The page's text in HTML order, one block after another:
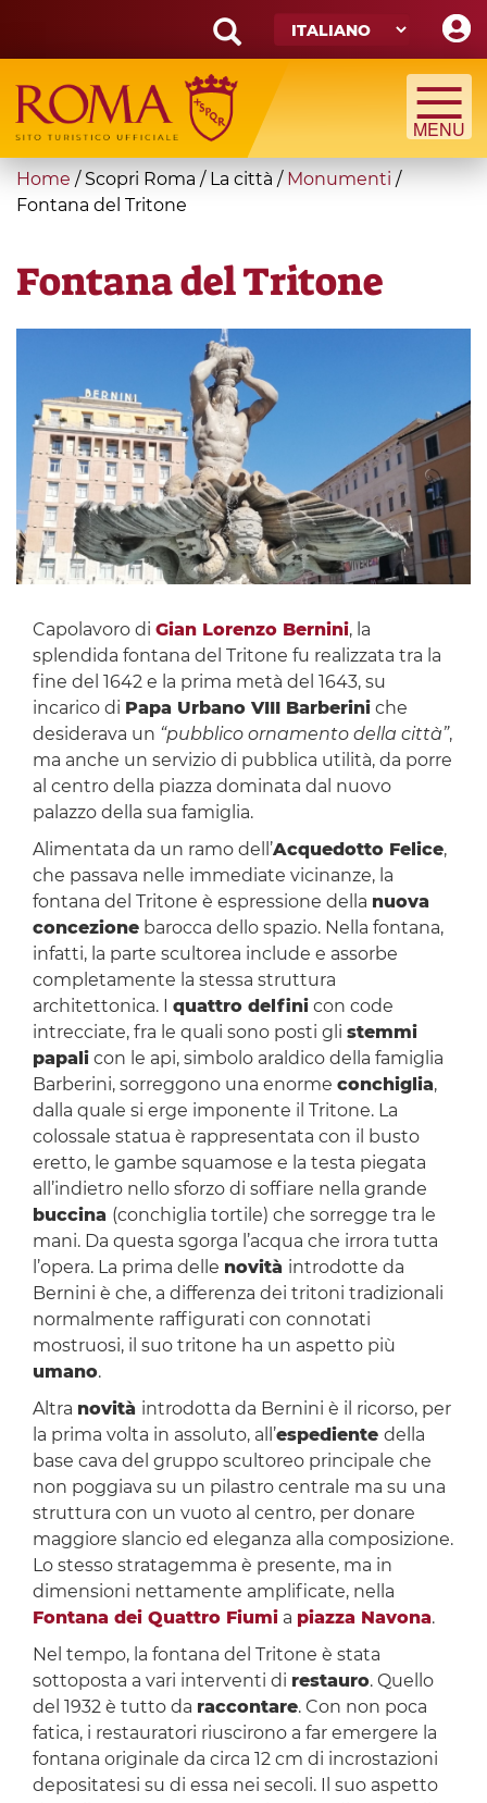
main
content
Search
form
Cerca
You
are
Home / Scopri Roma / La città / Monumenti /
Fontana del Tritone
Fontana del Tritone
Capolavoro di Gian Lorenzo Bernini, la
splendida fontana del Tritone fu realizzata tra la
fine del 1642 e la prima metà del 1643, su
incarico di Papa Urbano VIII Barberiniche
desiderava un “pubblico ornamento della città”,
ma anche un servizio di pubblica utilità, da porre
al centro della piazza dominata dal nuovo
palazzo della sua famiglia.
Alimentata da un ramo dell’Acquedotto Felice,
che passava nelle immediate vicinanze, la
fontana del Tritone è espressione della nuova
concezionebarocca dello spazio. Nella fontana,
infatti, la parte scultorea include e assorbe
completamente la stessa struttura
architettonica. I quattro delfinicon code
intrecciate, fra le quali sono posti gli stemmi
papalicon le api, simbolo araldico della famiglia
Barberini, sorreggono una enorme conchiglia,
dalla quale si erge imponente il Tritone. La
colossale statua è rappresentata con il busto
eretto, le gambe squamose e la testa piegata
all’indietro nello sforzo di soffiare nella grande
buccina (conchiglia tortile) che sorregge tra le
mani. Da questa sgorga l’acqua che irrora tutta
l’opera. La prima delle novità introdotte da
Bernini è che, a differenza dei tritoni tradizionali
normalmente raffigurati con connotati
mostruosi, il suo tritone ha un aspetto più
umano.
Altra novità introdotta da Bernini è il ricorso, per
la prima volta in assoluto, all’espediente della
base cava del gruppo scultoreo principale che
non poggiava su un pilastro centrale ma su una
struttura con un vuoto al centro, per donare
maggiore slancio ed eleganza alla composizione.
Lo stesso stratagemma è presente, ma in
dimensioni nettamente amplificate, nella
Fontana dei Quattro Fiumia piazza Navona.
Nel tempo, la fontana del Tritone è stata
sottoposta a vari interventi di restauro. Quello
del 1932 è tutto da raccontare. Con non poca
fatica, i restauratori riuscirono a far emergere la
fontana originale da circa 12 cm di incrostazioni
depositatesi su di essa nei secoli. Il suo aspetto